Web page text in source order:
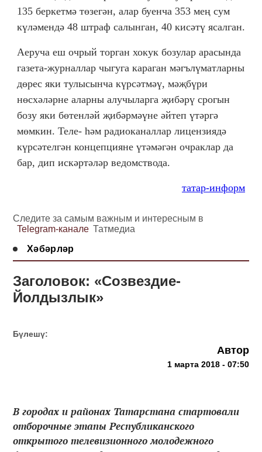
135 беркетмә төзегән, алар буенча 353 мең сум
күләмендә 48 штраф салынган, 40 кисәтү ясалган.
Аеруча еш очрый торган хокук бозулар арасында
газета-журналлар чыгуга караган мәгълүматларны
дөрес яки тулысынча күрсәтмәү, мәҗбүри
нөсхәләрне аларны алучыларга җибәрү срогын
бозу яки бөтенләй җибәрмәүне әйтеп үтәргә
мөмкин. Теле- һәм радиоканаллар лицензиядә
күрсәтелгән концепцияне үтәмәгән очраклар да
бар, дип искәртәләр ведомствода.
татар-информ
Следите за самым важным и интересным в
Telegram-канале Татмедиа
Хәбәрләр
Заголовок: «Созвездие-
Йолдызлык»
Бүлешү:
Автор
1 марта 2018 - 07:50
В городах и районах Татарстана стартовали
отборочные этапы Республиканского
открытого телевизионного молодежного